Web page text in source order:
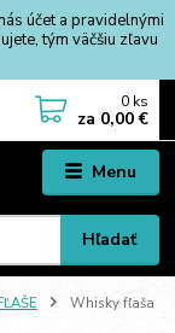
účet a pravidelnými
tým väčšiu zľavu
Menu
Hľadať
0 ks
za 0,00 €
FĽAŠE
Whisky fľaša